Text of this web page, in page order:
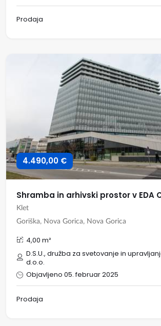
Prodaja
4.490,00 €
Klet
Goriška, Nova Gorica, Nova Gorica
4,00 m²
D.S.U., družba za svetovanje in
d.o.o.
Objavljeno 05. februar 2025
Prodaja